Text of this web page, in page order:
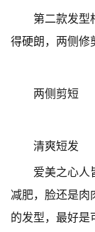
第二款发型
得硬朗，两侧修
两侧剪短
清爽短发
爱美之心人
减肥，脸还是肉
的发型，最好是